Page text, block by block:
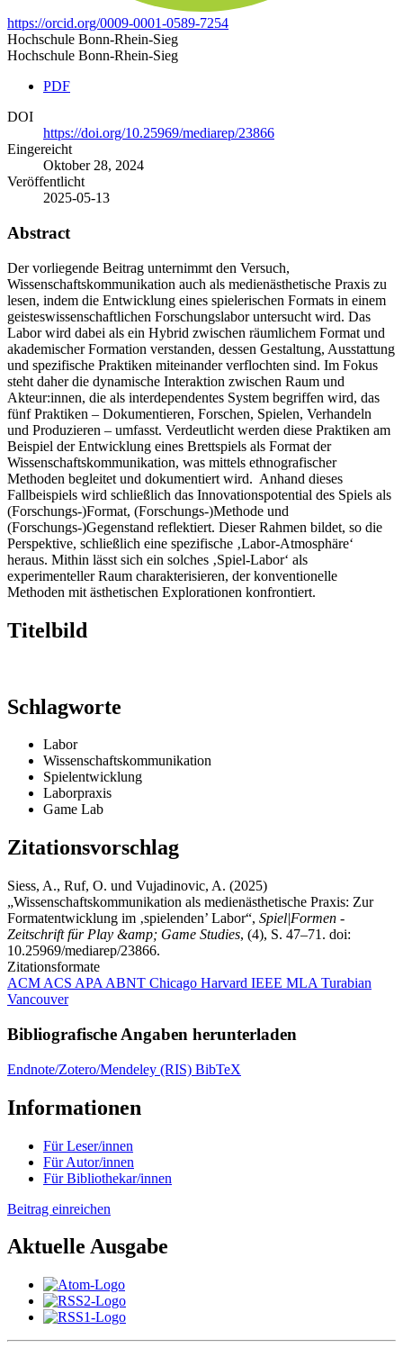
https://orcid.org/0009-0001-0589-7254
Hochschule Bonn-Rhein-Sieg
Hochschule Bonn-Rhein-Sieg
PDF
DOI
https://doi.org/10.25969/mediarep/23866
Eingereicht
Oktober 28, 2024
Veröffentlicht
2025-05-13
Abstract
Der vorliegende Beitrag unternimmt den Versuch,
Wissenschaftskommunikation auch als medienästhetische Praxis zu
lesen, indem die Entwicklung eines spielerischen Formats in einem
geisteswissenschaftlichen Forschungslabor untersucht wird. Das
Labor wird dabei als ein Hybrid zwischen räumlichem Format und
akademischer Formation verstanden, dessen Gestaltung, Ausstattung
und spezifische Praktiken miteinander verflochten sind. Im Fokus
steht daher die dynamische Interaktion zwischen Raum und
Akteur:innen, die als interdependentes System begriffen wird, das
fünf Praktiken – Dokumentieren, Forschen, Spielen, Verhandeln
und Produzieren – umfasst. Verdeutlicht werden diese Praktiken am
Beispiel der Entwicklung eines Brettspiels als Format der
Wissenschaftskommunikation, was mittels ethnografischer
Methoden begleitet und dokumentiert wird. Anhand dieses
Fallbeispiels wird schließlich das Innovationspotential des Spiels als
(Forschungs-)Format, (Forschungs-)Methode und
(Forschungs-)Gegenstand reflektiert. Dieser Rahmen bildet, so die
Perspektive, schließlich eine spezifische ‚Labor-Atmosphäre‘
heraus. Mithin lässt sich ein solches ‚Spiel-Labor‘ als
experimenteller Raum charakterisieren, der konventionelle
Methoden mit ästhetischen Explorationen konfrontiert.
Titelbild
Schlagworte
Labor
Wissenschaftskommunikation
Spielentwicklung
Laborpraxis
Game Lab
Zitationsvorschlag
Siess, A., Ruf, O. und Vujadinovic, A. (2025)
„Wissenschaftskommunikation als medienästhetische Praxis: Zur
Formatentwicklung im ‚spielenden’ Labor“, Spiel|Formen -
Zeitschrift für Play &amp; Game Studies, (4), S. 47–71. doi:
10.25969/mediarep/23866.
Zitationsformate
ACM ACS APA ABNT Chicago Harvard IEEE MLA Turabian
Vancouver
Bibliografische Angaben herunterladen
Endnote/Zotero/Mendeley (RIS) BibTeX
Informationen
Für Leser/innen
Für Autor/innen
Für Bibliothekar/innen
Beitrag einreichen
Aktuelle Ausgabe